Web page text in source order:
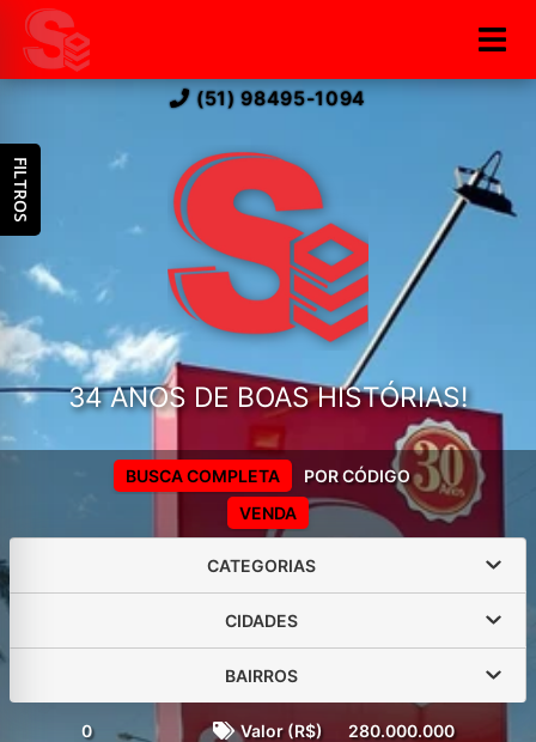
(51) 98495-1094
34 ANOS DE BOAS HISTÓRIAS!
VENDA
BUSCA COMPLETA POR CÓDIGO
CATEGORIAS
CIDADES
BAIRROS
0 Valor (R$) 280.000.000
FILTROS